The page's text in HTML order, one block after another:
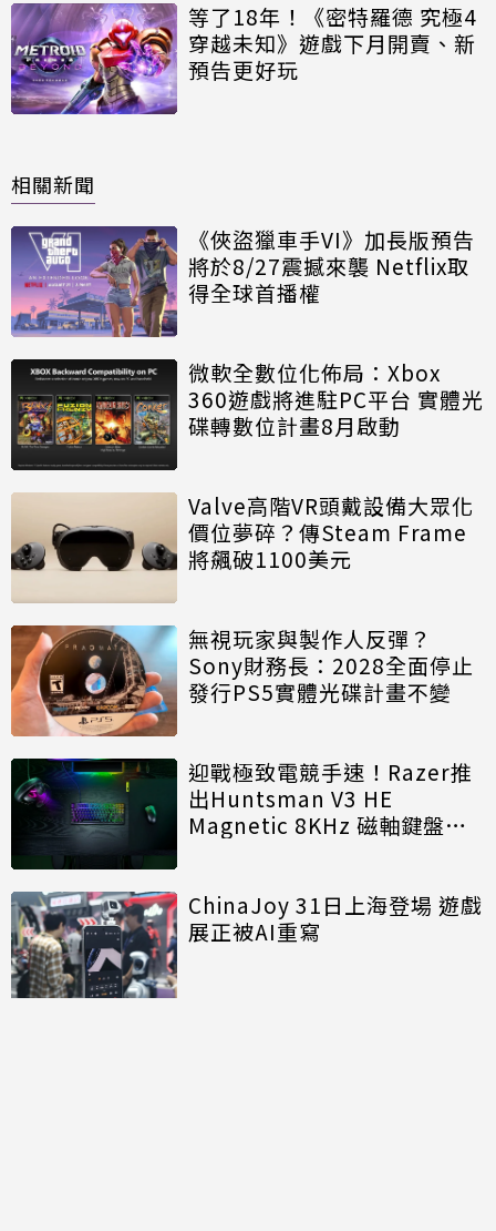
等了18年！《密特羅德 究極4
穿越未知》遊戲下月開賣、新
預告更好玩
相關新聞
《俠盜獵車手VI》加長版預告
將於8/27震撼來襲 Netflix取
得全球首播權
微軟全數位化佈局：Xbox
360遊戲將進駐PC平台 實體光
碟轉數位計畫8月啟動
Valve高階VR頭戴設備大眾化
價位夢碎？傳Steam Frame
將飆破1100美元
無視玩家與製作人反彈？
Sony財務長：2028全面停止
發行PS5實體光碟計畫不變
迎戰極致電競手速！Razer推
出Huntsman V3 HE
Magnetic 8KHz 磁軸鍵盤效
ChinaJoy 31日上海登場 遊戲
展正被AI重寫